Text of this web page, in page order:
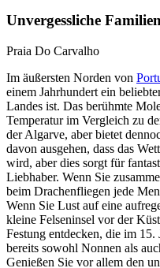
Unvergessliche
Praia Do Carvalho
Im äußersten Norden von
einem Jahrhundert ein
Landes ist. Das berühmte
Temperatur im Vergleich zu
der Algarve, aber bietet
davon ausgehen, dass das
wird, aber dies sorgt für
Liebhaber. Wenn Sie
beim Drachenfliegen jede
Wenn Sie Lust auf eine
kleine Felseninsel vor der
Festung entdecken, die im
bereits sowohl Nonnen als
Genießen Sie vor allem den